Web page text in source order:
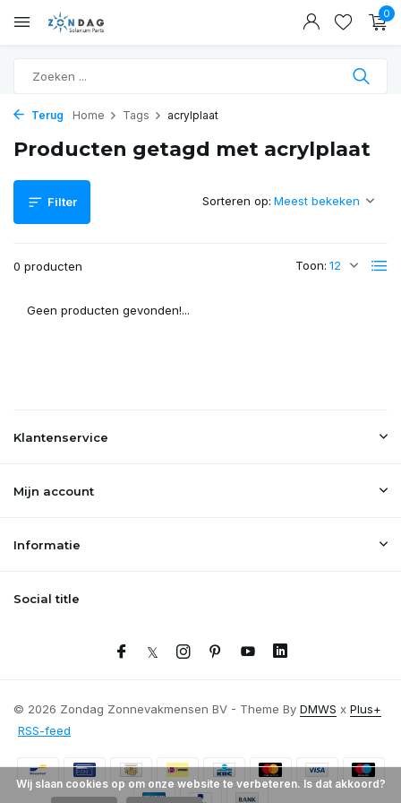
0
Terug Home Tags acrylplaat
Producten getagd met acrylplaat
Filter
0 producten Toon:
Sorteren op:
Geen producten gevonden!...
Klantenservice
Mijn account
Informatie
Social title
© 2026 Zondag Zonnevakmensen BV - Theme By DMWS x Plus+
RSS-feed
Wij slaan cookies op om onze website te verbeteren. Is dat akkoord?